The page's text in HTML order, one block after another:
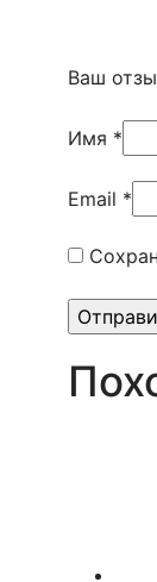
Ваш
Имя *
Email *